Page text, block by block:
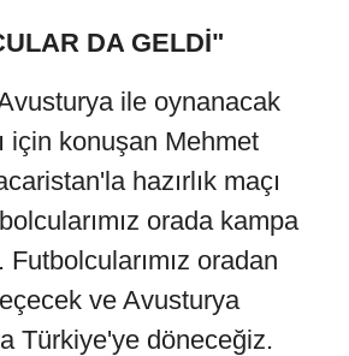
DA GELDİ"
ile oynanacak
için konuşan Mehmet
hazırlık maçı
orada kampa
oradan
ve Avusturya
Türkiye'ye döneceğiz.